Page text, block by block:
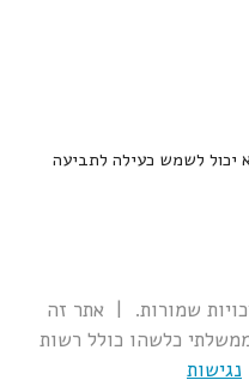
יכול לשמש כעילה לתביעה
הזכויות שמורות. | אתר זה
כלשהו כולל רשות
נגישות